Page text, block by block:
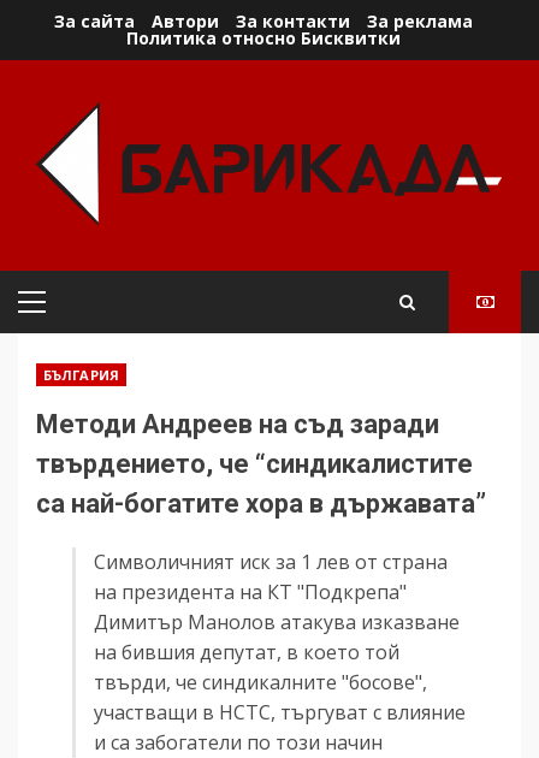
За сайта Автори За контакти За реклама
Политика относно Бисквитки
Primary
БЪЛГАРИЯ
Методи Андреев на съд заради
твърдението, че “синдикалистите
са най-богатите хора в държавата”
Символичният иск за 1 лев от страна
на президента на КТ "Подкрепа"
Димитър Манолов атакува изказване
на бившия депутат, в което той
твърди, че синдикалните "босове",
участващи в НСТС, търгуват с влияние
и са забогатели по този начин